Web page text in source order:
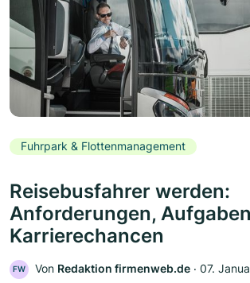
Fuhrpark & Flottenmanagement
Reisebusfahrer werden:
Anforderungen,
Karrierechancen
FW Von Redaktion firmenweb.de ‧ 07.